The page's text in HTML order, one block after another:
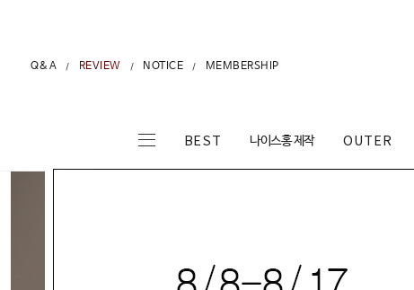
Q&A / REVIEW / NOTICE / MEMBERSHIP
BEST 나이스홍 제작 OUTER